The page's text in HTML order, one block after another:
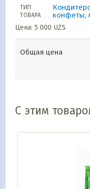
ТИП
ТОВАРА
конфеты,
Цена: 5 000 UZS
Общая цена
С этим